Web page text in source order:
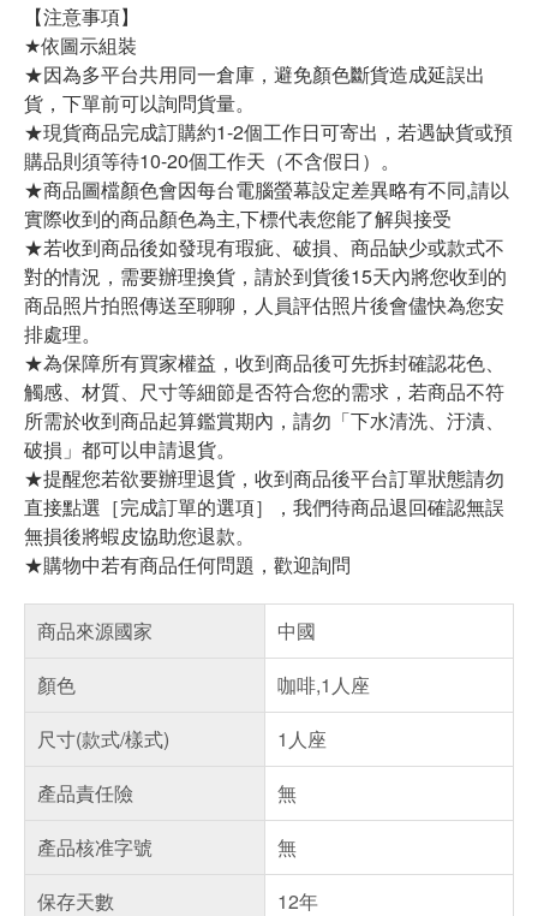
【注意事項】
★依圖示組裝
★因為多平台共用同一倉庫，避免顏色斷貨造成延誤出
貨，下單前可以詢問貨量。
★現貨商品完成訂購約1-2個工作日可寄出，若遇缺貨或預
購品則須等待10-20個工作天（不含假日）。
★商品圖檔顏色會因每台電腦螢幕設定差異略有不同,請以
實際收到的商品顏色為主,下標代表您能了解與接受
★若收到商品後如發現有瑕疵、破損、商品缺少或款式不
對的情況，需要辦理換貨，請於到貨後15天內將您收到的
商品照片拍照傳送至聊聊，人員評估照片後會儘快為您安
排處理。
★為保障所有買家權益，收到商品後可先拆封確認花色、
觸感、材質、尺寸等細節是否符合您的需求，若商品不符
所需於收到商品起算鑑賞期內，請勿「下水清洗、汙漬、
破損」都可以申請退貨。
★提醒您若欲要辦理退貨，收到商品後平台訂單狀態請勿
直接點選［完成訂單的選項］，我們待商品退回確認無誤
無損後將蝦皮協助您退款。
★購物中若有商品任何問題，歡迎詢問
商品來源國家
中國
顏色
咖啡,1人座
尺寸(款式/樣式)
1人座
產品責任險
無
產品核准字號
無
保存天數
12年